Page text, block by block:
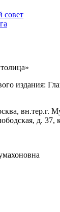
совет
издания:
вн.тер.г.
д.